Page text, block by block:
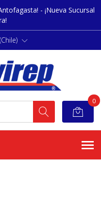
- ¡Nueva Sucursal
0